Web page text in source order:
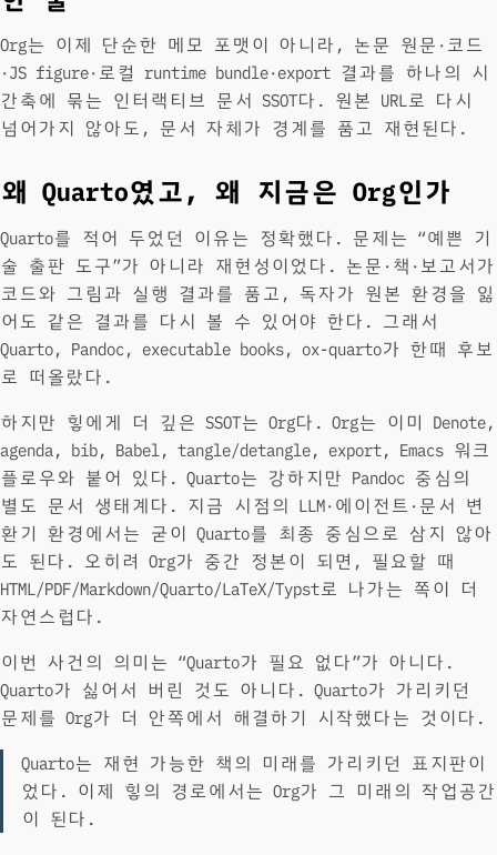
Org는 이제 단순한 메모 포맷이 아니라, 논문 원문·코드
·JS figure·로컬 runtime bundle·export 결과를 하나의 시
간축에 묶는 인터랙티브 문서 SSOT다. 원본 URL로 다시
넘어가지 않아도, 문서 자체가 경계를 품고 재현된다.
왜 Quarto였고, 왜 지금은 Org인가
Quarto를 적어 두었던 이유는 정확했다. 문제는 “예쁜 기
술 출판 도구”가 아니라 재현성이었다. 논문·책·보고서가
코드와 그림과 실행 결과를 품고, 독자가 원본 환경을 잃
어도 같은 결과를 다시 볼 수 있어야 한다. 그래서
Quarto, Pandoc, executable books, ox-quarto가 한때 후보
로 떠올랐다.
하지만 힣에게 더 깊은 SSOT는 Org다. Org는 이미 Denote,
agenda, bib, Babel, tangle/detangle, export, Emacs 워크
플로우와 붙어 있다. Quarto는 강하지만 Pandoc 중심의
별도 문서 생태계다. 지금 시점의 LLM·에이전트·문서 변
환기 환경에서는 굳이 Quarto를 최종 중심으로 삼지 않아
도 된다. 오히려 Org가 중간 정본이 되면, 필요할 때
HTML/PDF/Markdown/Quarto/LaTeX/Typst로 나가는 쪽이 더
자연스럽다.
이번 사건의 의미는 “Quarto가 필요 없다”가 아니다.
Quarto가 싫어서 버린 것도 아니다. Quarto가 가리키던
문제를 Org가 더 안쪽에서 해결하기 시작했다는 것이다.
Quarto는 재현 가능한 책의 미래를 가리키던 표지판이
었다. 이제 힣의 경로에서는 Org가 그 미래의 작업공간
이 된다.